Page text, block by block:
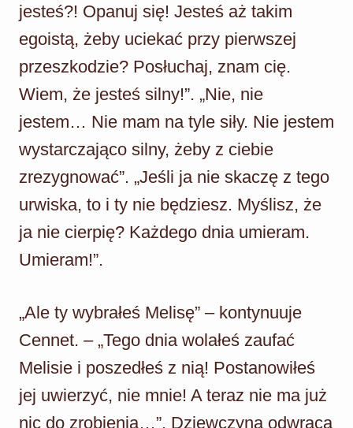
jesteś?! Opanuj się! Jesteś aż takim
egoistą, żeby uciekać przy pierwszej
przeszkodzie? Posłuchaj, znam cię.
Wiem, że jesteś silny!”. „Nie, nie
jestem… Nie mam na tyle siły. Nie jestem
wystarczająco silny, żeby z ciebie
zrezygnować”. „Jeśli ja nie skaczę z tego
urwiska, to i ty nie będziesz. Myślisz, że
ja nie cierpię? Każdego dnia umieram.
Umieram!”.
„Ale ty wybrałeś Melisę” – kontynuuje
Cennet. – „Tego dnia wolałeś zaufać
Melisie i poszedłeś z nią! Postanowiłeś
jej uwierzyć, nie mnie! A teraz nie ma już
nic do zrobienia…”. Dziewczyna odwraca